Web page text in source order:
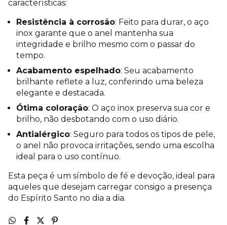
características:
Resistência à corrosão: Feito para durar, o aço
inox garante que o anel mantenha sua
integridade e brilho mesmo com o passar do
tempo.
Acabamento espelhado: Seu acabamento
brilhante reflete a luz, conferindo uma beleza
elegante e destacada.
Ótima coloração: O aço inox preserva sua cor e
brilho, não desbotando com o uso diário.
Antialérgico: Seguro para todos os tipos de pele,
o anel não provoca irritações, sendo uma escolha
ideal para o uso contínuo.
Esta peça é um símbolo de fé e devoção, ideal para
aqueles que desejam carregar consigo a presença
do Espírito Santo no dia a dia.